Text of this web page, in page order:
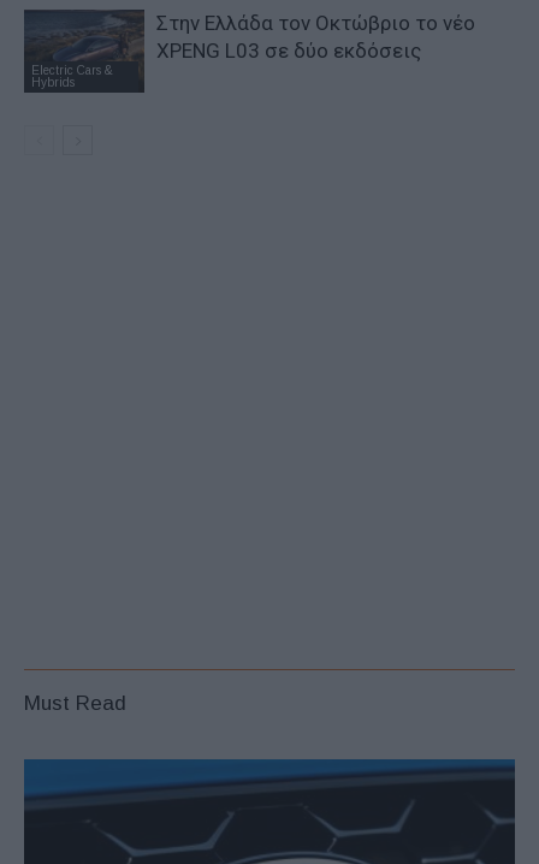
Electric Cars &
Hybrids
Στην Ελλάδα τον Οκτώβριο το νέο
XPENG L03 σε δύο εκδόσεις
Must Read